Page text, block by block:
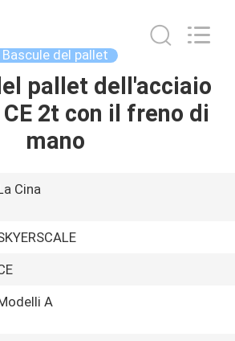
Bascule del pallet
pallet dell'acciaio
2t con il freno di
mano
Cina
A